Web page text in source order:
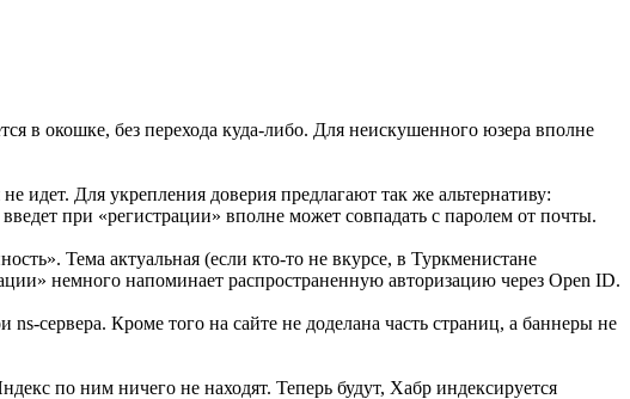
в окошке, без перехода куда-либо. Для неискушенного юзера вполне
идет. Для укрепления доверия предлагают так же альтернативу:
при «регистрации» вполне может совпадать с паролем от почты.
Тема актуальная (если кто-то не вкурсе, в Туркменистане
немного напоминает распространенную авторизацию через Open ID.
сервера. Кроме того на сайте не доделана часть страниц, а баннеры не
по ним ничего не находят. Теперь будут, Хабр индексируется